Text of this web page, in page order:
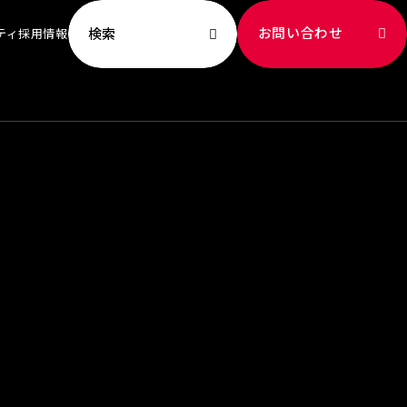
ィ
社員
採用情報 検索 お問い合わせ